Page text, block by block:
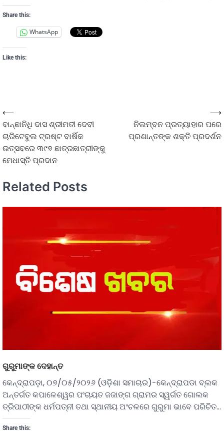
Share this:
WhatsApp
Like this:
⟵
ବାନ୍ଛାନିଧି ଦାସ ଶ୍ରୀମତୀ ଦେବୀ
ଚାରିଟେବୁଲ ଟ୍ରଷ୍ଟ ବାର୍ଷିକ
ଉତ୍ସବରେ ୩୯୭ ଛାତ୍ରଛାତ୍ରୀଙ୍କୁ
ମେଧାସ୍ତି ପ୍ରଦାନ
ନିଲମ୍ବନ ପ୍ରତ୍ୟାହାର ପରେ
ପ୍ରଶାନ୍ତଙ୍କ ଶକ୍ତି ପ୍ରଦର୍ଶନ
⟶
Related Posts
ଗୁରୁମାଙ୍କ ଦେହାନ୍ତ
କେନ୍ଦ୍ରାପଡ଼ା, ୦୭/୦୫/୨୦୨୬ (ଓଡ଼ିଶା ସମାଚାର)-କେନ୍ଦ୍ରାପଡା ବ୍ଲକ
ଅନ୍ତର୍ଗତ କପାଳେଶ୍ୱର ପଂଚାୟତ ଜଜାଙ୍ଗ ଗ୍ରାମର ସ୍ୱର୍ଗତ ଗୋଲକ
ତ୍ରିପାଠୀଙ୍କ ଧର୍ମପତ୍ନୀ ତଥା ସ୍ଥାନୀୟ ଅଂଚଳରେ ଗୁରୁମା ଭାବେ ପରିଚିତ…
Share this: